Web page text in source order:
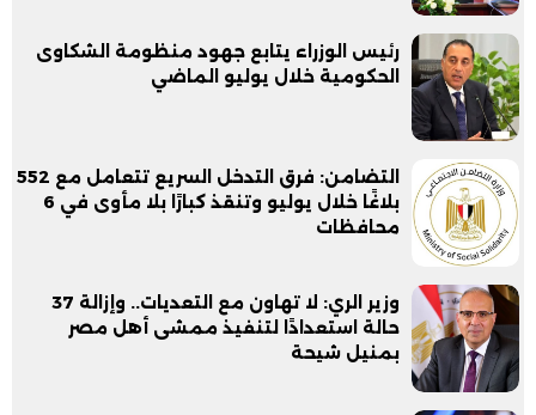
رئيس الوزراء يتابع جهود منظومة الشكاوى
الحكومية خلال يوليو الماضي
التضامن: فرق التدخل السريع تتعامل مع 552
بلاغًا خلال يوليو وتنقذ كبارًا بلا مأوى في 6
محافظات
وزير الري: لا تهاون مع التعديات.. وإزالة 37
حالة استعدادًا لتنفيذ ممشى أهل مصر
بمنيل شيحة